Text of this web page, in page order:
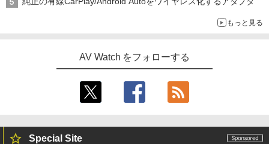
もっと見る
AV Watch をフォローする
Special Site